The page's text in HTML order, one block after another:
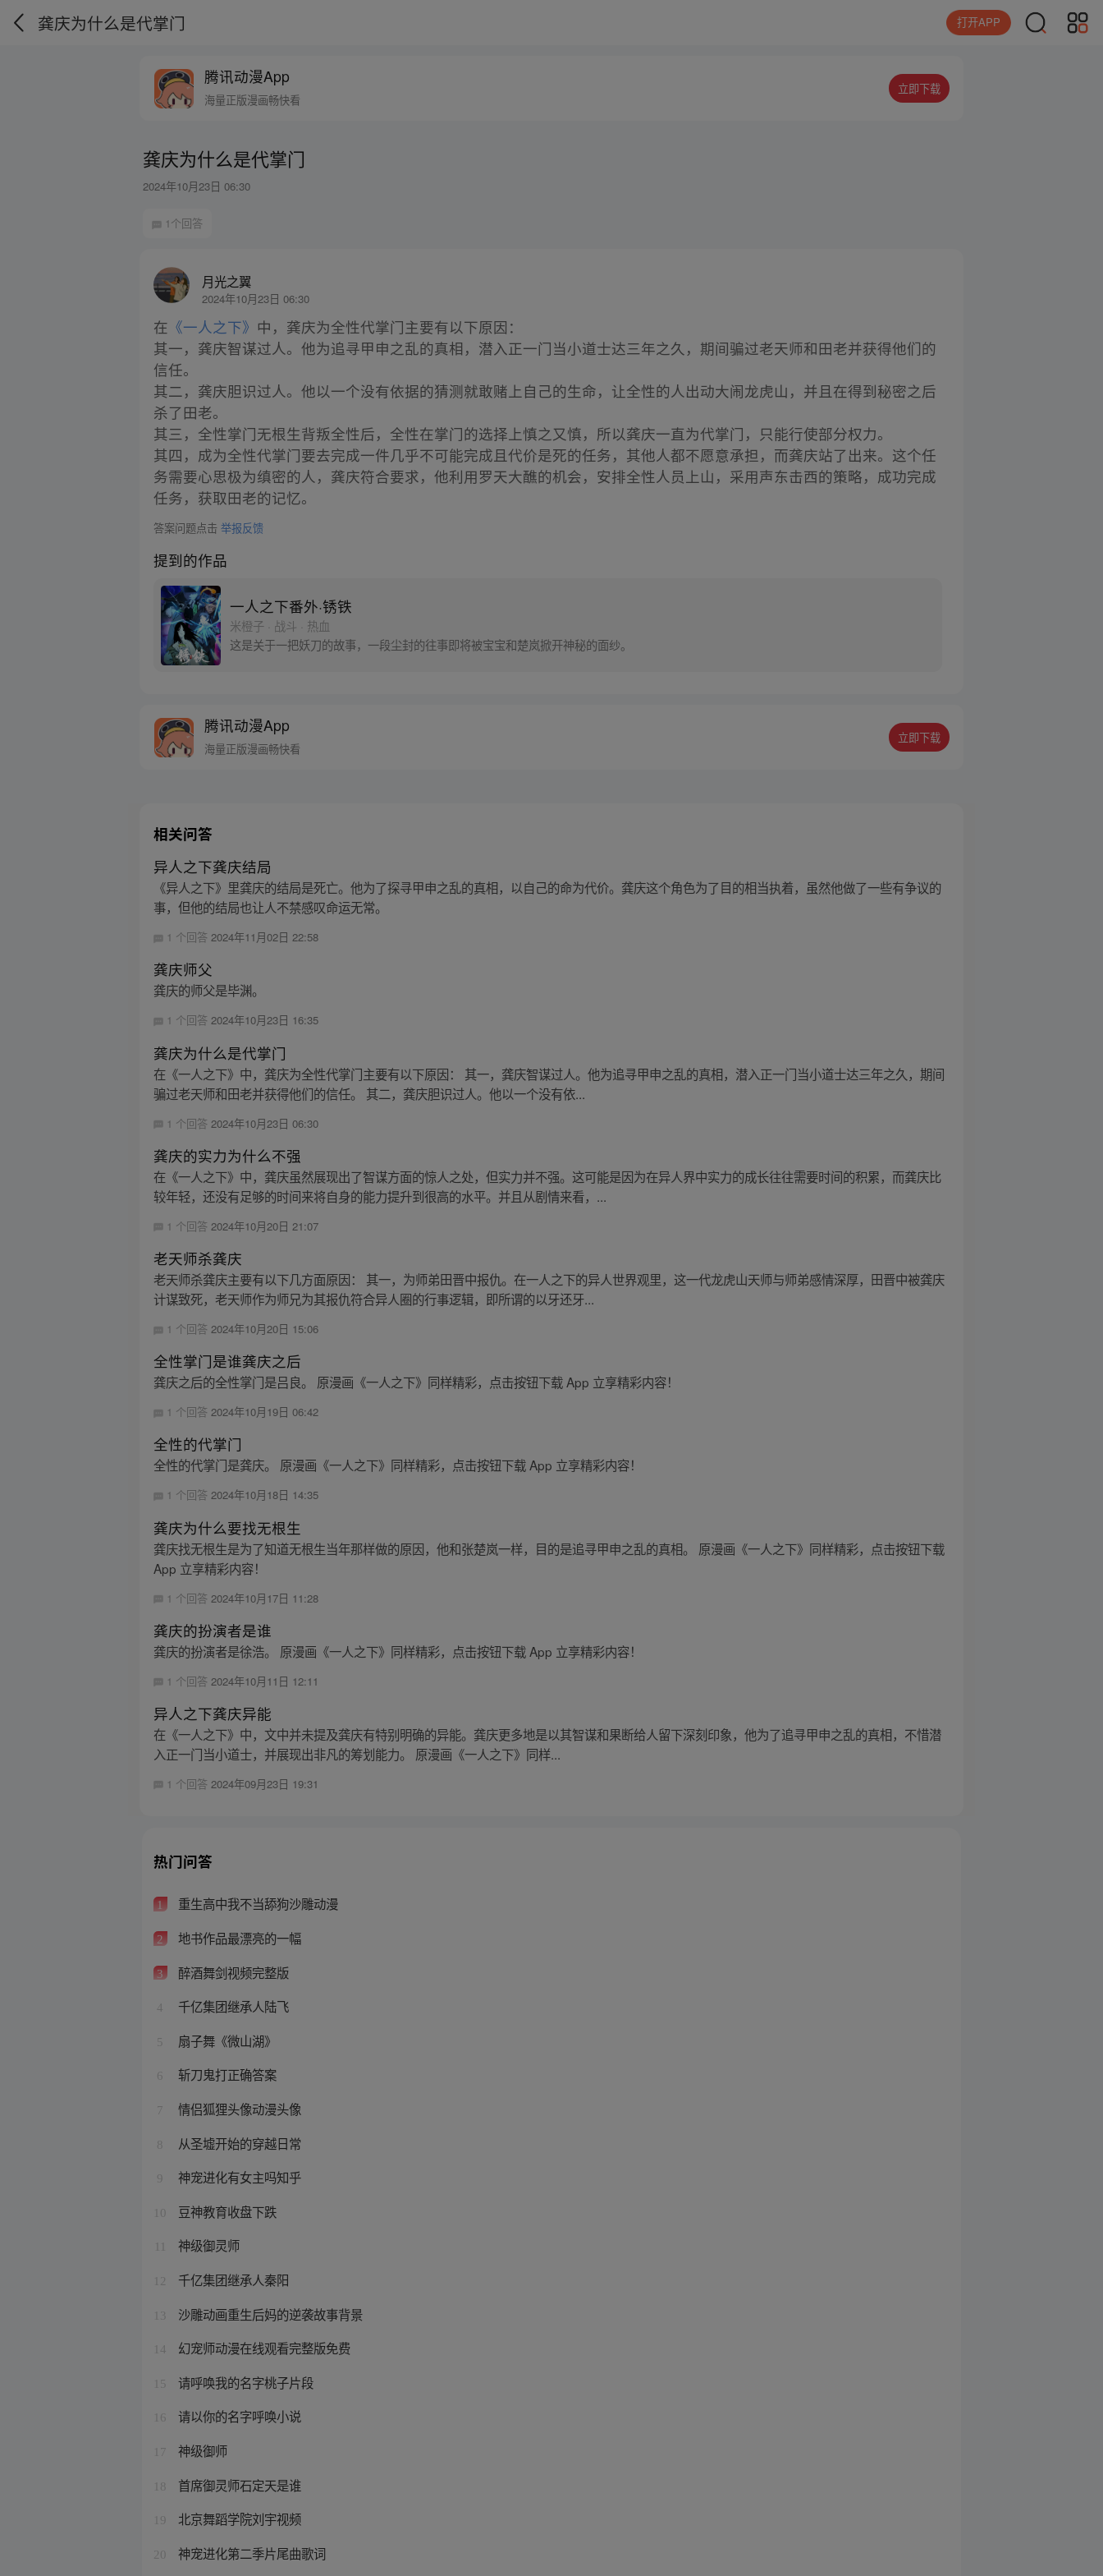
龚庆为什么是代掌门 打开APP
腾讯动漫App
海量正版漫画畅快看
立即下载
龚庆为什么是代掌门
2024年10月23日 06:30
1个回答
月光之翼
2024年10月23日 06:30
在 《一人之下》 中，龚庆为全性代掌门主要有以下原因：
其一，龚庆智谋过人。他为追寻甲申之乱的真相，潜入正一门当小道士达三年之久，期间骗过老天师和田老并获得他们的
信任。
其二，龚庆胆识过人。他以一个没有依据的猜测就敢赌上自己的生命，让全性的人出动大闹龙虎山，并且在得到秘密之后
杀了田老。
其三，全性掌门无根生背叛全性后，全性在掌门的选择上慎之又慎，所以龚庆一直为代掌门，只能行使部分权力。
其四，成为全性代掌门要去完成一件几乎不可能完成且代价是死的任务，其他人都不愿意承担，而龚庆站了出来。这个任
务需要心思极为缜密的人，龚庆符合要求，他利用罗天大醮的机会，安排全性人员上山，采用声东击西的策略，成功完成
任务，获取田老的记忆。
答案问题点击举报反馈
提到的作品
一人之下番外·锈铁
米橙子 · 战斗 · 热血
这是关于一把妖刀的故事，一段尘封的往事即将被宝宝和楚岚掀开神秘的面纱。
腾讯动漫App
海量正版漫画畅快看
立即下载
相关问答
异人之下龚庆结局
《异人之下》里龚庆的结局是死亡。他为了探寻甲申之乱的真相，以自己的命为代价。龚庆这个角色为了目的相当执着，虽然他做了一些有争议的
事，但他的结局也让人不禁感叹命运无常。
1 个回答2024年11月02日 22:58
龚庆师父
龚庆的师父是毕渊。
1 个回答2024年10月23日 16:35
龚庆为什么是代掌门
在《一人之下》中，龚庆为全性代掌门主要有以下原因： 其一，龚庆智谋过人。他为追寻甲申之乱的真相，潜入正一门当小道士达三年之久，期间
骗过老天师和田老并获得他们的信任。 其二，龚庆胆识过人。他以一个没有依...
1 个回答 2024年10月23日 06:30
龚庆的实力为什么不强
在《一人之下》中，龚庆虽然展现出了智谋方面的惊人之处，但实力并不强。这可能是因为在异人界中实力的成长往往需要时间的积累，而龚庆比
较年轻，还没有足够的时间来将自身的能力提升到很高的水平。并且从剧情来看，...
1 个回答 2024年10月20日 21:07
老天师杀龚庆
老天师杀龚庆主要有以下几方面原因： 其一，为师弟田晋中报仇。在一人之下的异人世界观里，这一代龙虎山天师与师弟感情深厚，田晋中被龚庆
计谋致死，老天师作为师兄为其报仇符合异人圈的行事逻辑，即所谓的以牙还牙...
1 个回答2024年10月20日 15:06
全性掌门是谁龚庆之后
龚庆之后的全性掌门是吕良。 原漫画《一人之下》同样精彩，点击按钮下载 App 立享精彩内容！
1 个回答2024年10月19日 06:42
全性的代掌门
全性的代掌门是龚庆。 原漫画《一人之下》同样精彩，点击按钮下载 App 立享精彩内容！
1 个回答2024年10月18日 14:35
龚庆为什么要找无根生
龚庆找无根生是为了知道无根生当年那样做的原因，他和张楚岚一样，目的是追寻甲申之乱的真相。 原漫画《一人之下》同样精彩，点击按钮下载
App 立享精彩内容！
1 个回答 2024年10月17日 11:28
龚庆的扮演者是谁
龚庆的扮演者是徐浩。 原漫画《一人之下》同样精彩，点击按钮下载 App 立享精彩内容！
1 个回答 2024年10月11日 12:11
异人之下龚庆异能
在《一人之下》中，文中并未提及龚庆有特别明确的异能。龚庆更多地是以其智谋和果断给人留下深刻印象，他为了追寻甲申之乱的真相，不惜潜
入正一门当小道士，并展现出非凡的筹划能力。 原漫画《一人之下》同样...
1 个回答2024年09月23日 19:31
热门问答
1 重生高中我不当舔狗沙雕动漫
2 地书作品最漂亮的一幅
3 醉酒舞剑视频完整版
4 千亿集团继承人陆飞
5 扇子舞《微山湖》
6 斩刀鬼打正确答案
7 情侣狐狸头像动漫头像
8 从圣墟开始的穿越日常
9 神宠进化有女主吗知乎
10 豆神教育收盘下跌
神级御灵师
12 千亿集团继承人秦阳
13 沙雕动画重生后妈的逆袭故事背景
14 幻宠师动漫在线观看完整版免费
15 请呼唤我的名字桃子片段
16 请以你的名字呼唤小说
17 神级御师
18 首席御灵师石定天是谁
19 北京舞蹈学院刘宇视频
20 神宠进化第二季片尾曲歌词